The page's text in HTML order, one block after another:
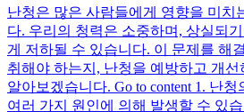
난청은 많은 사람들에게 영향을 미치
다. 우리의 청력은 소중하며, 상실되
게 저하될 수 있습니다. 이 문제를 해
취해야 하는지, 난청을 예방하고 개
알아보겠습니다. Go to content 1. 난
여러 가지 원인에 의해 발생할 수 있